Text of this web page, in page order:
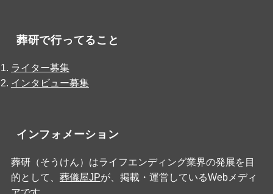
葬研で行ってること
ライター募集
インタビュー募集
インフォメーション
葬研（そうけん）はライフエンディング業界の発展を目
的として、 葬儀屋JPが、掲載・運営しているWebメディ